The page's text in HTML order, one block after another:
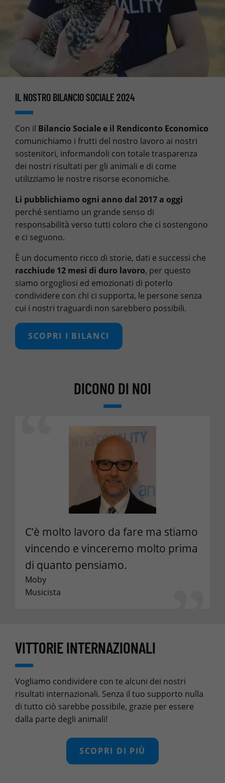
IL NOSTRO BILANCIO SOCIALE 2024
Con il Bilancio Sociale e il Rendiconto Economico
comunichiamo i frutti del nostro lavoro ai nostri
sostenitori, informandoli con totale trasparenza
dei nostri risultati per gli animali e di come
utilizziamo le nostre risorse economiche.
Li pubblichiamo ogni anno dal 2017 a oggi
perché sentiamo un grande senso di
responsabilità verso tutti coloro che ci sostengono
e ci seguono.
È un documento ricco di storie, dati e successi che
racchiude 12 mesi di duro lavoro, per questo
siamo orgogliosi ed emozionati di poterlo
condividere con chi ci supporta, le persone senza
cui i nostri traguardi non sarebbero possibili.
SCOPRI I BILANCI
DICONO DI NOI
C’è molto lavoro da fare ma stiamo
vincendo e vinceremo molto prima
di quanto pensiamo.
Moby
Musicista
VITTORIE INTERNAZIONALI
Vogliamo condividere con te alcuni dei nostri
risultati internazionali. Senza il tuo supporto nulla
di tutto ciò sarebbe possibile, grazie per essere
dalla parte degli animali!
SCOPRI DI PIÙ